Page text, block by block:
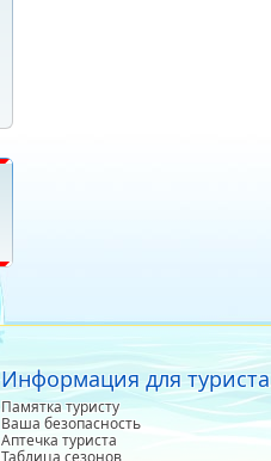
Информация для туриста
Памятка туристу
Ваша безопасность
Аптечка туриста
Таблица сезонов